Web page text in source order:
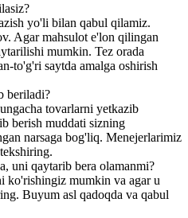
yo'li bilan qabul qilamiz.
Agar mahsulot e'lon qilingan
mumkin. Tez orada
to'g'ri saytda amalga oshirish
beriladi?
tovarlarni yetkazib
berish muddati sizning
narsaga bog'liq. Menejerlarimiz
uni qaytarib bera olamanmi?
ko'rishingiz mumkin va agar u
Buyum asl qadoqda va qabul